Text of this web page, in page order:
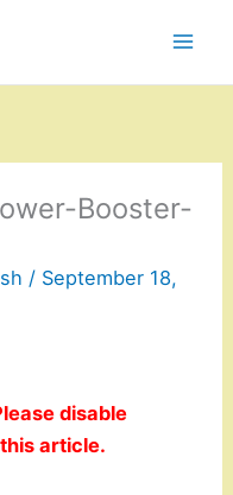
Booster-
/ September 18,
disable
article.